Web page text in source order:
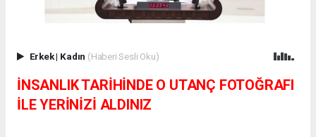
Erkek| Kadın (Haberi Sesli Oku)
İNSANLIK TARİHİNDE O UTANÇ FOTOĞRAFI
İLE YERİNİZİ ALDINIZ